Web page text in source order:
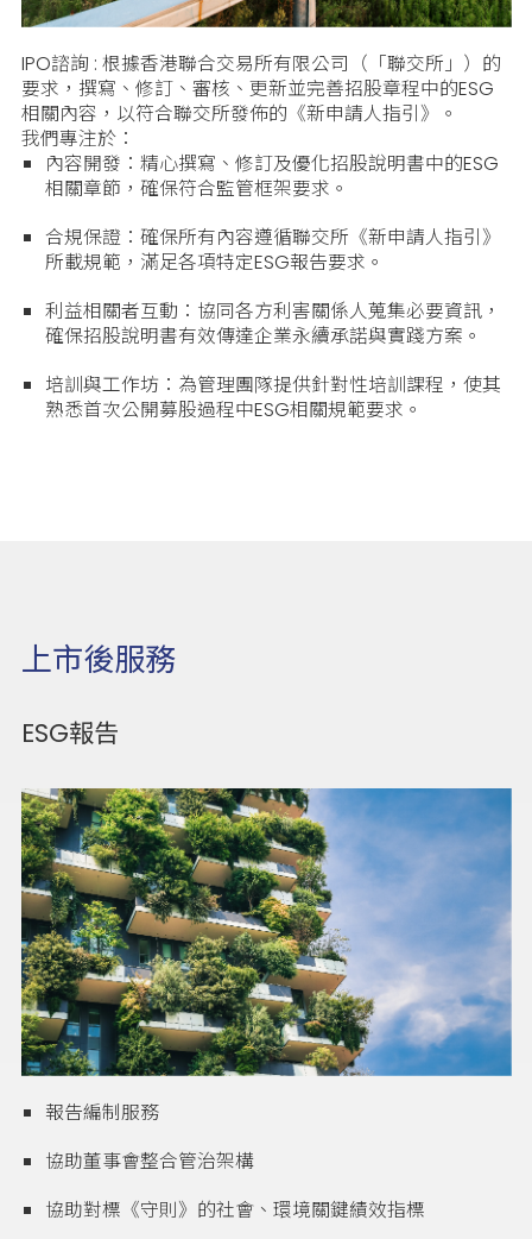
IPO諮詢 : 根據香港聯合交易所有限公司（「聯交所」）的
要求，撰寫、修訂、審核、更新並完善招股章程中的ESG
相關內容，以符合聯交所發佈的《新申請人指引》。
我們專注於：
內容開發：精心撰寫、修訂及優化招股說明書中的ESG
相關章節，確保符合監管框架要求。
合規保證：確保所有內容遵循聯交所《新申請人指引》
所載規範，滿足各項特定ESG報告要求。
利益相關者互動：協同各方利害關係人蒐集必要資訊，
確保招股說明書有效傳達企業永續承諾與實踐方案。
培訓與工作坊：為管理團隊提供針對性培訓課程，使其
熟悉首次公開募股過程中ESG相關規範要求。
上市後服務
ESG報告
報告編制服務
協助董事會整合管治架構
協助對標《守則》的社會、環境關鍵績效指標